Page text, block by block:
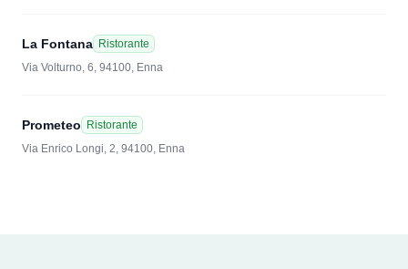
La Fontana Ristorante
Via Volturno, 6, 94100, Enna
Prometeo
Ristorante
Via Enrico Longi, 2, 94100, Enna